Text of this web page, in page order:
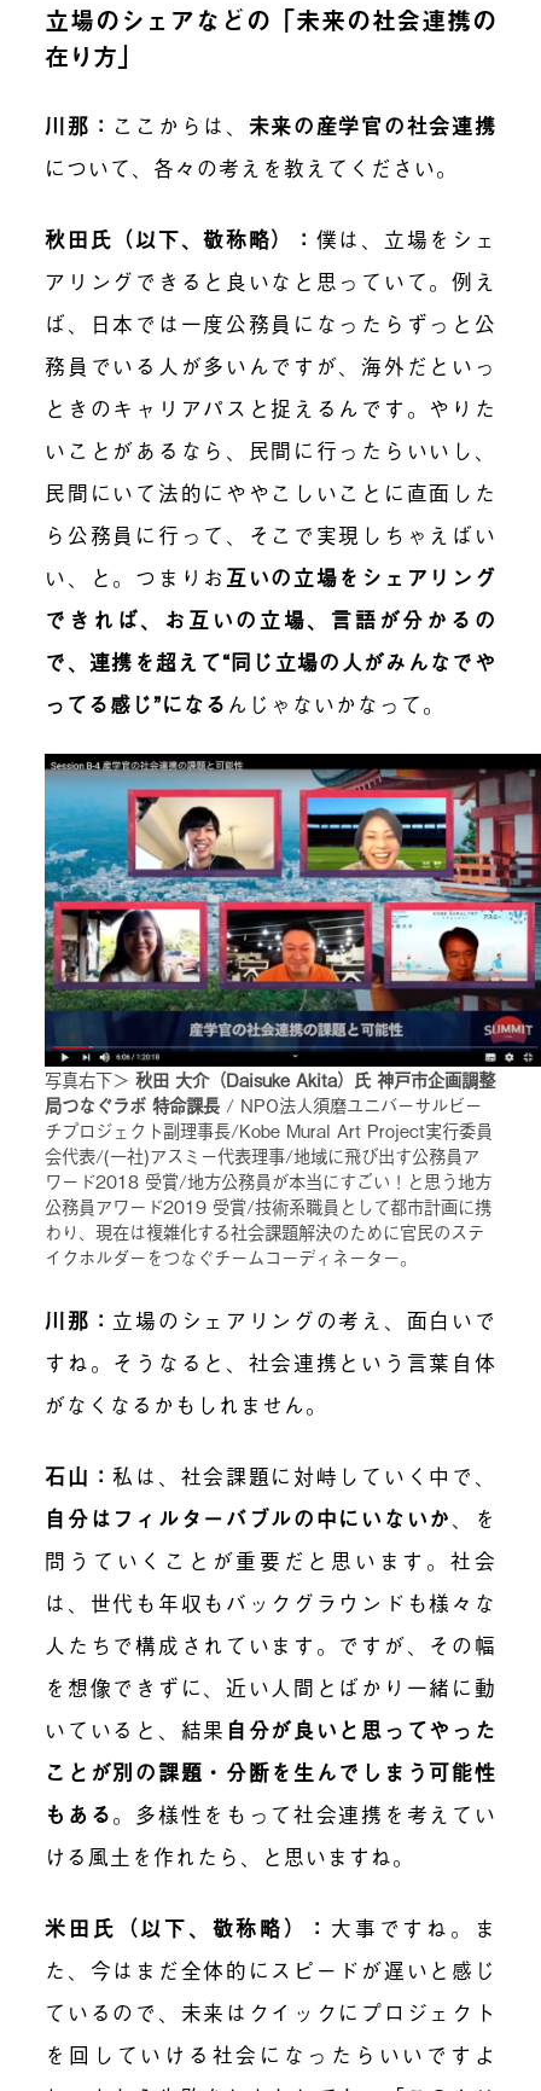
立場のシェアなどの「未来の社会連携の
在り方」
川那： ここからは、 未来の産学官の社会連携
について、各々の考えを教えてください。
秋田氏（以下、敬称略）： 僕は、立場をシェ
アリングできると良いなと思っていて。例え
ば、日本では一度公務員になったらずっと公
務員でいる人が多いんですが、海外だといっ
ときのキャリアパスと捉えるんです。やりた
いことがあるなら、民間に行ったらいいし、
民間にいて法的にややこしいことに直面した
ら公務員に行って、そこで実現しちゃえばい
い、と。つまり お 互いの立場をシェアリング
できれば、お互いの立場、言語が分かるの
で、連携を超えて“同じ立場の人がみんなでや
ってる感じ”になる んじゃないかなって。
写真右下＞秋田 大介（Daisuke Akita）氏 神戸市企画調整
局つなぐラボ 特命課長 / NPO法人須磨ユニバーサルビー
チプロジェクト副理事長/Kobe Mural Art Project実行委員
会代表/(一社)アスミー代表理事/地域に飛び出す公務員ア
ワード2018 受賞/地方公務員が本当にすごい！と思う地方
公務員アワード2019 受賞/技術系職員として都市計画に携
わり、現在は複雑化する社会課題解決のために官民のステ
イクホルダーをつなぐチームコーディネーター。
川那： 立場のシェアリングの考え、面白いで
すね。そうなると、社会連携という言葉自体
がなくなるかもしれません。
石山：私は、社会課題に対峙していく中で、
自分はフィルターバブルの中にいないか、を
問うていくことが重要だと思います。社会
は、世代も年収もバックグラウンドも様々な
人たちで構成されています。ですが、その幅
を想像できずに、近い人間とばかり一緒に動
いていると、結果 自分が良いと思ってやった
ことが別の課題・分断を生んでしまう可能性
もある。多様性をもって社会連携を考えてい
ける風土を作れたら、と思いますね。
米田氏（以下、敬称略）： 大事ですね。ま
た、今はまだ全体的にスピードが遅いと感じ
ているので、未来はクイックにプロジェクト
を回していける社会になったらいいですよ